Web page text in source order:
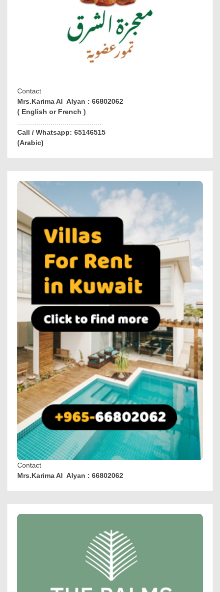
Contact
Mrs.Karima Al Alyan : 66802062
( English or French )
Call / Whatsapp: 65146515
(Arabic)
Contact
Mrs.Karima Al Alyan : 66802062